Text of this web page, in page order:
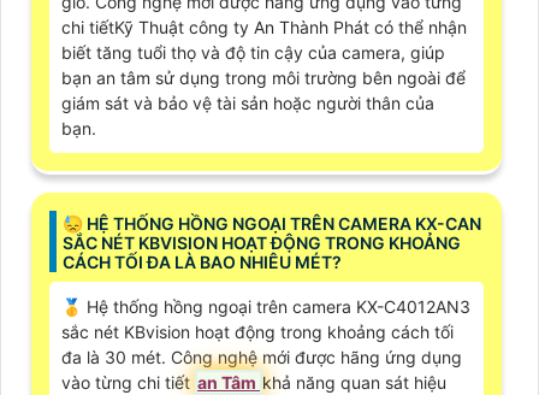
chi tiếtKỹ Thuật công ty An Thành Phát có thể nhận
biết tăng tuổi thọ và độ tin cậy của camera, giúp
bạn an tâm sử dụng trong môi trường bên ngoài để
giám sát và bảo vệ tài sản hoặc người thân của
bạn.
😓 HỆ THỐNG HỒNG NGOẠI TRÊN CAMERA KX-CAN
SẮC NÉT KBVISION HOẠT ĐỘNG TRONG KHOẢNG
CÁCH TỐI ĐA LÀ BAO NHIÊU MÉT?
🥇 Hệ thống hồng ngoại trên camera KX-C4012AN3
sắc nét KBvision hoạt động trong khoảng cách tối
đa là 30 mét. Công nghệ mới được hãng ứng dụng
vào từng chi tiết an Tâm khả năng quan sát hiệu